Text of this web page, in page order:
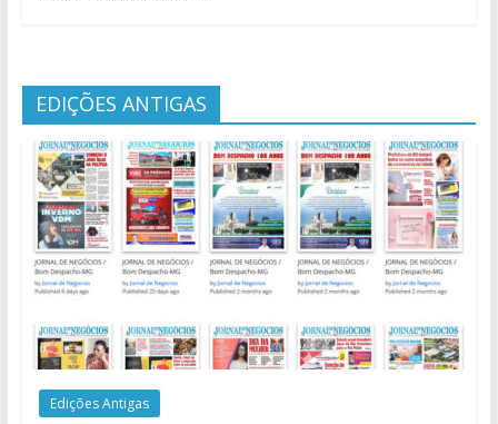
EDIÇÕES ANTIGAS
Edições Antigas